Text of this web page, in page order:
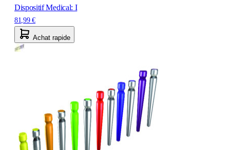
Dispositif Medical: I
81,99 €
Achat rapide